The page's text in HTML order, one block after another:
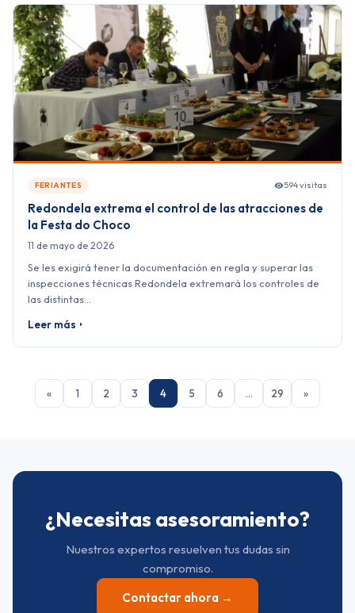
FERIANTES 594 visitas
Redondela extrema el control de las atracciones de
la Festa do Choco
11 de mayo de 2026
Se les exigirá tener la documentación en regla y superar las
inspecciones técnicas Redondela extremará los controles de
las distintas…
Leer más
« 1 2 3 4 5 6 … 29 »
¿Necesitas asesoramiento?
Nuestros expertos resuelven tus dudas sin
compromiso.
Contactar ahora →